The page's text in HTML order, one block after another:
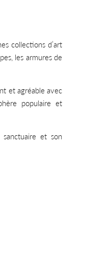
collections d’art
les armures de
et agréable avec
populaire et
et son